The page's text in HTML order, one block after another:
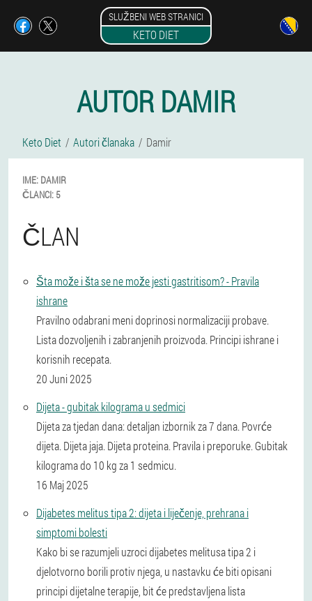
SLUŽBENI WEB STRANICI
KETO DIET
AUTOR DAMIR
Keto Diet Autori članaka Damir
IME: DAMIR
ČLANCI: 5
ČLAN
Šta može i šta se ne može jesti gastritisom? - Pravila
ishrane
Pravilno odabrani meni doprinosi normalizaciji probave.
Lista dozvoljenih i zabranjenih proizvoda. Principi ishrane i
korisnih recepata.
20 Juni 2025
Dijeta - gubitak kilograma u sedmici
Dijeta za tjedan dana: detaljan izbornik za 7 dana. Povrće
dijeta. Dijeta jaja. Dijeta proteina. Pravila i preporuke. Gubitak
kilograma do 10 kg za 1 sedmicu.
16 Maj 2025
Dijabetes melitus tipa 2: dijeta i liječenje, prehrana i
simptomi bolesti
Kako bi se razumjeli uzroci dijabetes melitusa tipa 2 i
djelotvorno borili protiv njega, u nastavku će biti opisani
principi dijetalne terapije, bit će predstavljena lista